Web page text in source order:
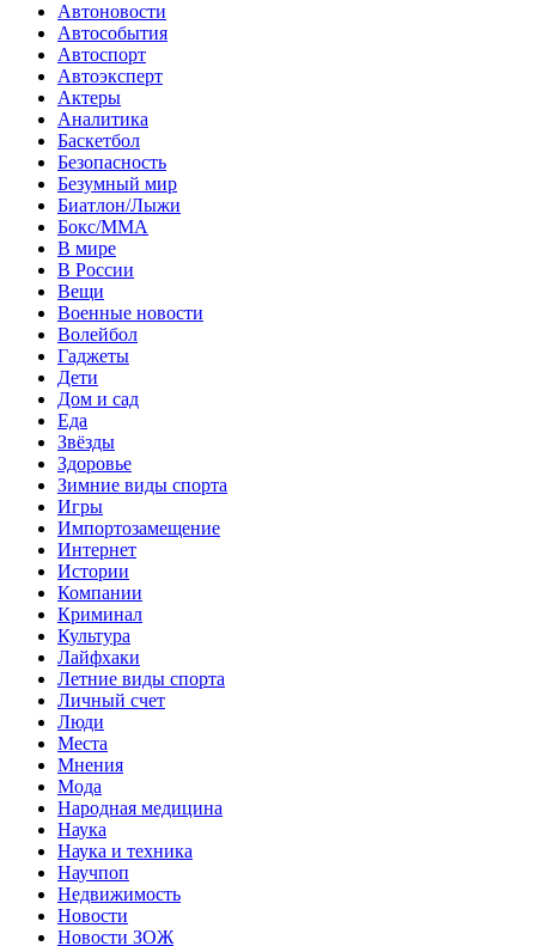
Автоновости
Автособытия
Автоспорт
Автоэксперт
Актеры
Аналитика
Баскетбол
Безопасность
Безумный мир
Биатлон/Лыжи
Бокс/MMA
В мире
В России
Вещи
Военные новости
Волейбол
Гаджеты
Дети
Дом и сад
Еда
Звёзды
Здоровье
Зимние виды спорта
Игры
Импортозамещение
Интернет
Истории
Компании
Криминал
Культура
Лайфхаки
Летние виды спорта
Личный счет
Люди
Места
Мнения
Мода
Народная медицина
Наука
Наука и техника
Научпоп
Недвижимость
Новости
Новости ЗОЖ